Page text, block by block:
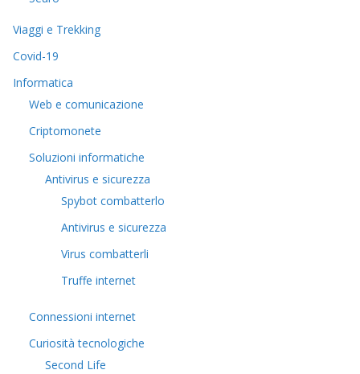
Viaggi e Trekking
Covid-19
Informatica
Web e comunicazione
Criptomonete
Soluzioni informatiche
Antivirus e sicurezza
Spybot combatterlo
Antivirus e sicurezza
Virus combatterli
Truffe internet
Connessioni internet
Curiosità tecnologiche
​Second Life